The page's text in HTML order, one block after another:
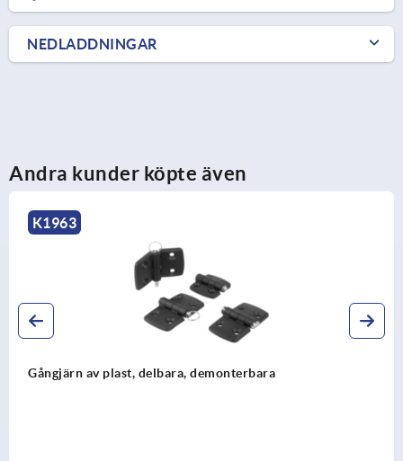
NEDLADDNINGAR
Andra kunder köpte även
K1085
Gångjärn i rostfritt stål 1.4401 polerade eller blästrade,